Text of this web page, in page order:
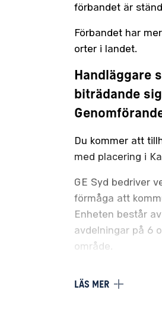
förbandet är
Förbandet har
orter i landet.
Handläggare
biträdande
Du kommer att
med placering i
GE Syd bedriver
förmåga att
Enheten består
avdelningar på 6
område.
LÄS MER